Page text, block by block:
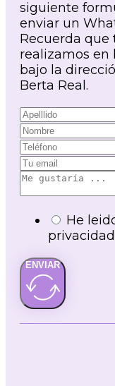
siguiente
enviar un
Recuerda que
realizamos en
bajo la
Berta Real.
He
privacidad
ENVIAR